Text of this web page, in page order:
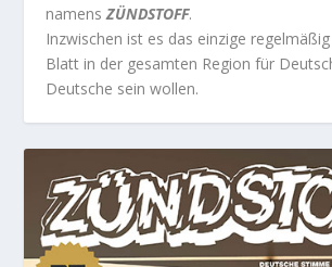
namensZÜNDSTOFF.
Inzwischen ist es das einzige
Blatt in der gesamten Region für
Deutsche sein wollen.